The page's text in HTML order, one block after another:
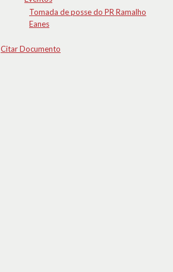
Tomada de posse do PR Ramalho
Eanes
Citar Documento